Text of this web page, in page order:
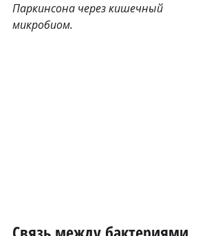
Паркинсона через кишечный
микробиом.